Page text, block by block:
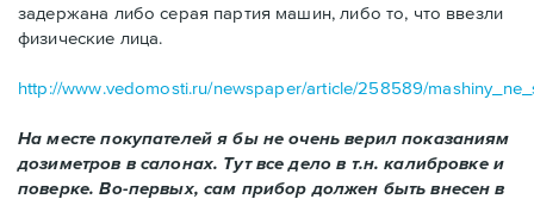
задержана либо серая партия машин, либо то, что ввезли
физические лица.
http://www.vedomosti.ru/newspaper/article/258589/
На месте покупателей я бы не очень верил показаниям
дозиметров в салонах. Тут все дело в т.н. калибровке и
поверке. Во-первых, сам прибор должен быть внесен в